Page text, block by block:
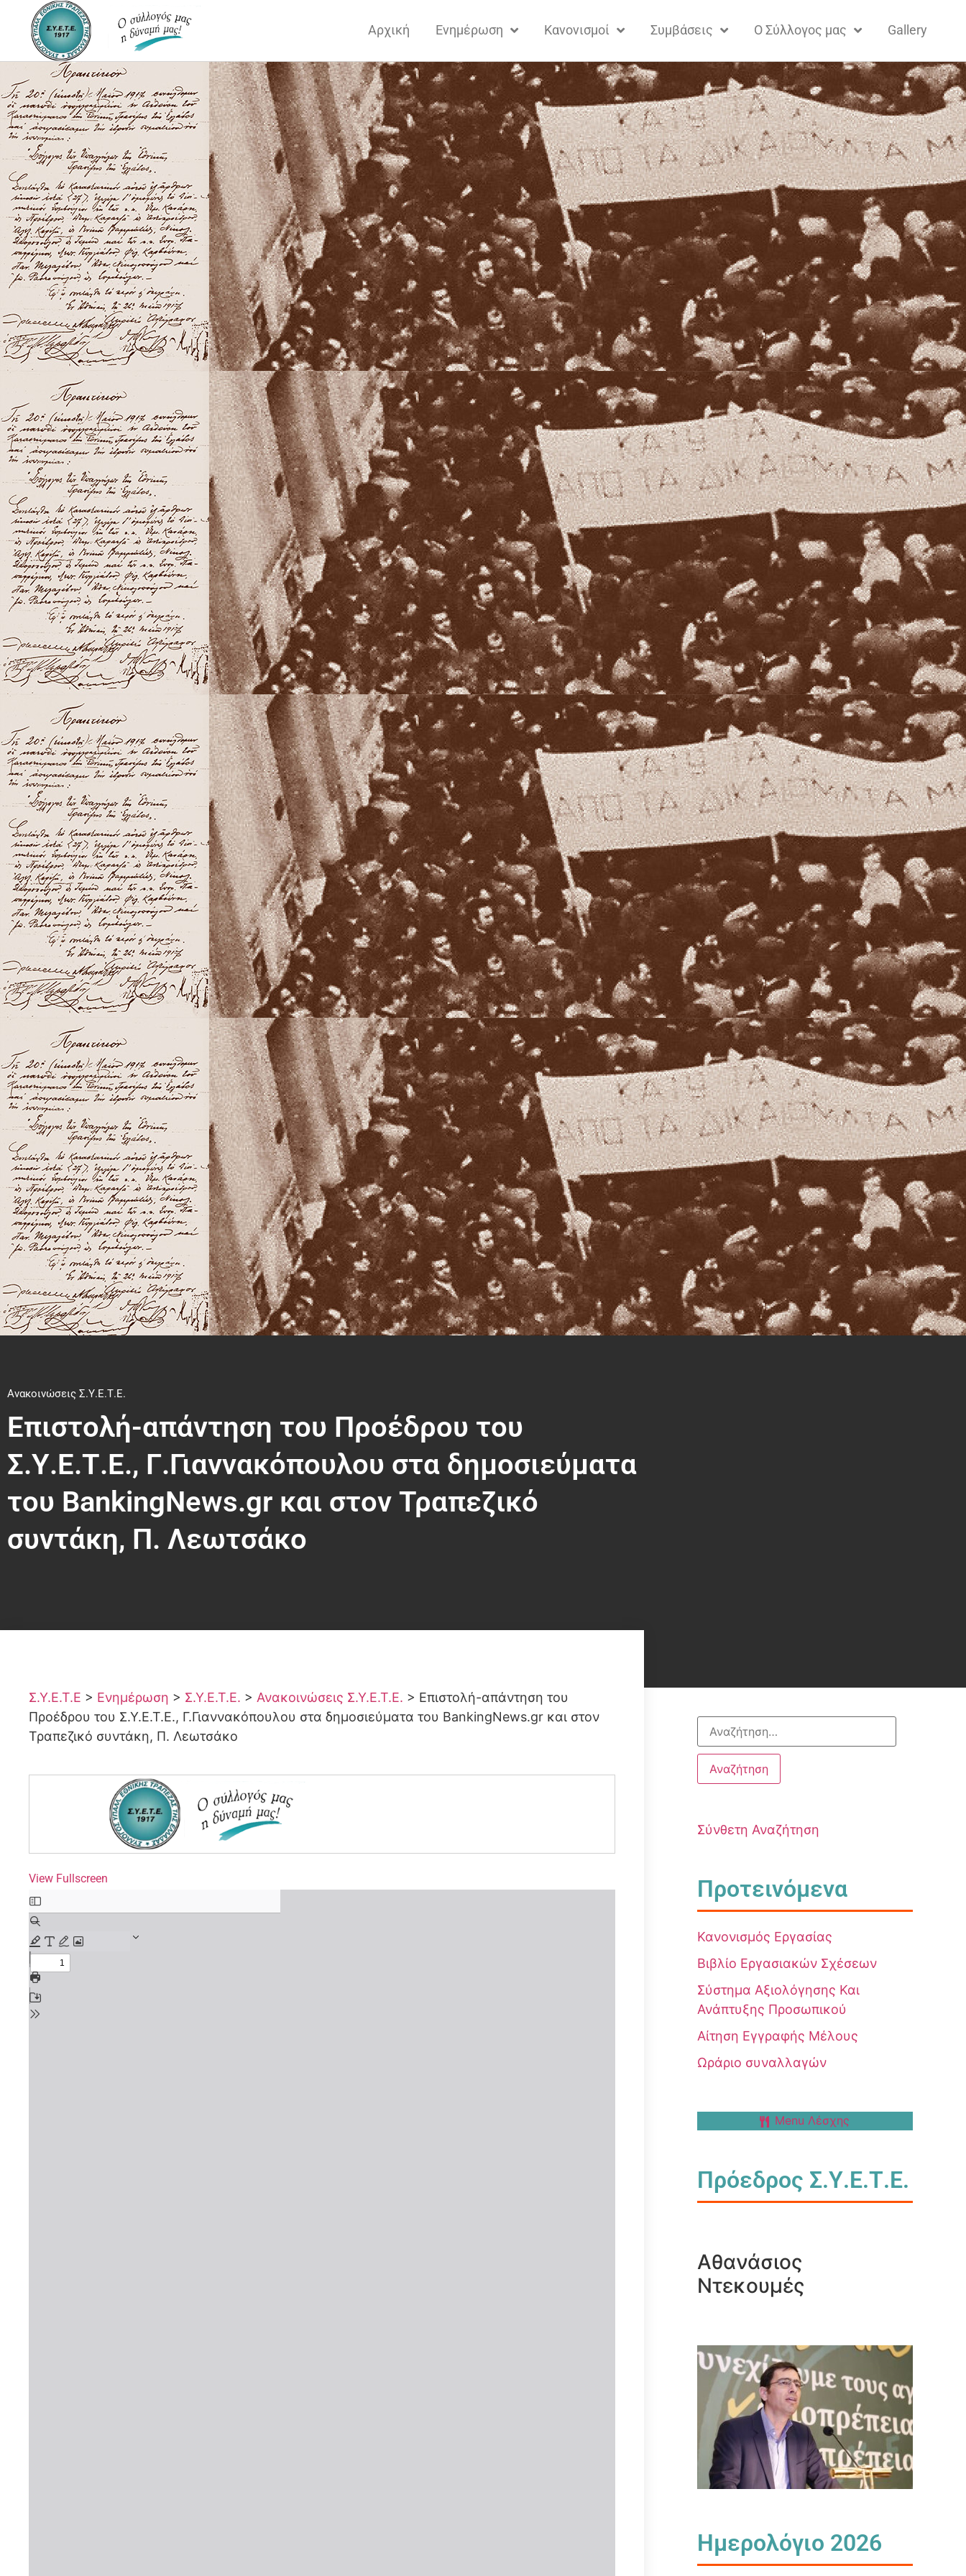
Αρχική Ενημέρωση Κανονισμοί Συμβάσεις Ο Σύλλογος μας Gallery
Ανακοινώσεις Σ.Υ.Ε.Τ.Ε.
Επιστολή-απάντηση του Προέδρου του
Σ.Υ.Ε.Τ.Ε., Γ.Γιαννακόπουλου στα δημοσιεύματα
του BankingNews.gr και στον Τραπεζικό
συντάκη, Π. Λεωτσάκο
Σ.Υ.Ε.Τ.Ε > Ενημέρωση > Σ.Υ.Ε.Τ.Ε. > Ανακοινώσεις Σ.Υ.Ε.Τ.Ε. > Επιστολή-απάντηση του
Προέδρου του Σ.Υ.Ε.Τ.Ε., Γ.Γιαννακόπουλου στα δημοσιεύματα του BankingNews.gr και στον
Τραπεζικό συντάκη, Π. Λεωτσάκο
View Fullscreen
Σύνθετη Αναζήτηση
Προτεινόμενα
Κανονισμός Εργασίας
Βιβλίο Εργασιακών Σχέσεων
Σύστημα Αξιολόγησης Και
Ανάπτυξης Προσωπικού
Αίτηση Εγγραφής Μέλους
Ωράριο συναλλαγών
Menu Λέσχης
Πρόεδρος Σ.Υ.Ε.Τ.Ε.
Αθανάσιος
Ντεκουμές
Ημερολόγιο 2026